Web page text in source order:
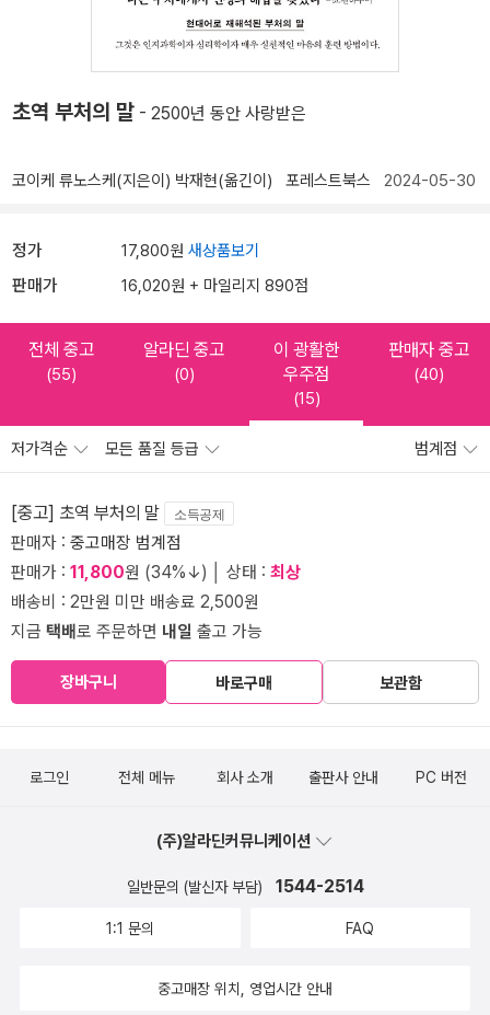
초역 부처의 말 - 2500년 동안 사랑받은
코이케 류노스케(지은이) 박재현(옮긴이) 포레스트북스 2024-05-30
정가 17,800원 새상품보기
판매가 16,020원 + 마일리지 890점
전체 중고
(55)
알라딘 중고
(0)
이 광활한
우주점
(15)
판매자 중고
(40)
저가격순 모든 품질 등급 범계점
[중고] 초역 부처의 말 소득공제
판매자 : 중고매장 범계점
판매가 : 11,800원 (34%↓) │ 상태 : 최상
배송비 : 2만원 미만 배송료 2,500원
지금 택배로 주문하면 내일 출고 가능
장바구니 바로구매 보관함
로그인 전체 메뉴 회사 소개 출판사 안내 PC 버전
(주)알라딘커뮤니케이션
일반문의 (발신자 부담) 1544-2514
1:1 문의 FAQ
중고매장 위치, 영업시간 안내